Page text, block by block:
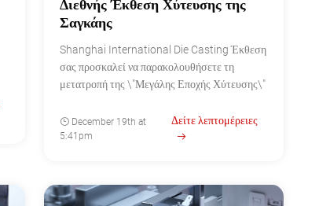
Διεθνής Έκθεση Χύτευσης της
Σαγκάης
Shanghai International Die Casting Έκθεση
σας προσκαλεί να παρακολουθήσετε τη
μετατροπή της \"Μεγάλης Εποχής Χύτευσης\"
December 19th at
5:41pm
Δείτε λεπτομέρειες